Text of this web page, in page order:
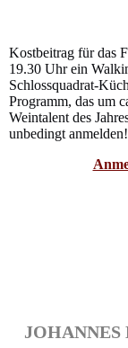
Kostbeitrag für das
19.30 Uhr ein
Schlossquadrat-
Programm, das um
Weintalent des
unbedingt anmelden!
JOHANNES